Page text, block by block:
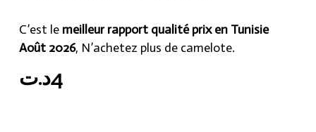
C’est le meilleur rapport qualité prix en Tunisie
Août 2026, N’achetez plus de camelote.
4د.ت